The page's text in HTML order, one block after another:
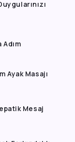
Ayak Masajı
Mesaj